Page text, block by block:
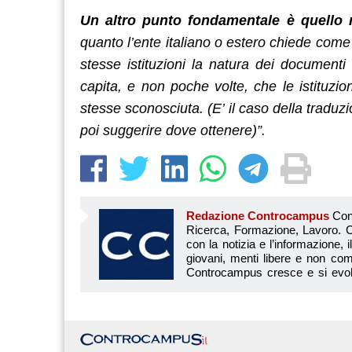
Un altro punto fondamentale è quello
quanto l’ente italiano o estero chiede
stesse istituzioni la natura dei
capita, e non poche volte, che le
stesse sconosciuta. (E’ il caso della
poi suggerire dove ottenere)”.
Redazione Controcampus Controcampus è Il magazine più letto dai giovani su: Scuola, Università, Ricerca, Formazione, Lavoro. Controcampus nasce nell’ottobre 2001 con la missione di affiancare con la notizia e l’informazione, il mondo dell’istruzione e dell’università. Il suo cuore pulsante sono i giovani, menti libere e non compromesse da nessun interesse di parte. Il progetto è ambizioso e Controcampus cresce e si evolve arricchendo il proprio staff con nuovi giovani vogliosi di